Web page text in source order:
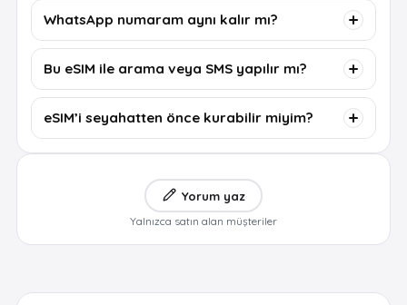
WhatsApp numaram aynı kalır mı?
Bu eSIM ile arama veya SMS yapılır mı?
eSIM’i seyahatten önce kurabilir miyim?
Yorum yaz
Yalnızca satın alan müşteriler